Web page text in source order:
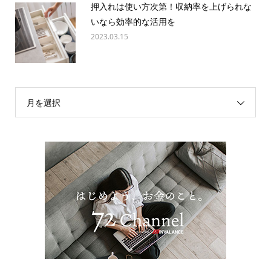
押入れは使い方次第！収納率を上げられな
いなら効率的な活用を
2023.03.15
月を選択